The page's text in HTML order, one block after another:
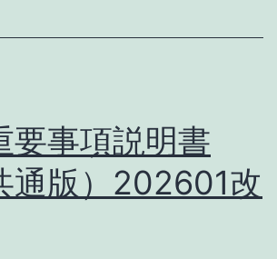
要事項説明書
通版）202601改